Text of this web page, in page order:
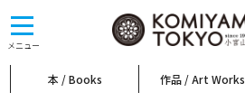
メニュー
toggle
navigation
本 / Books 作品 / Art Works